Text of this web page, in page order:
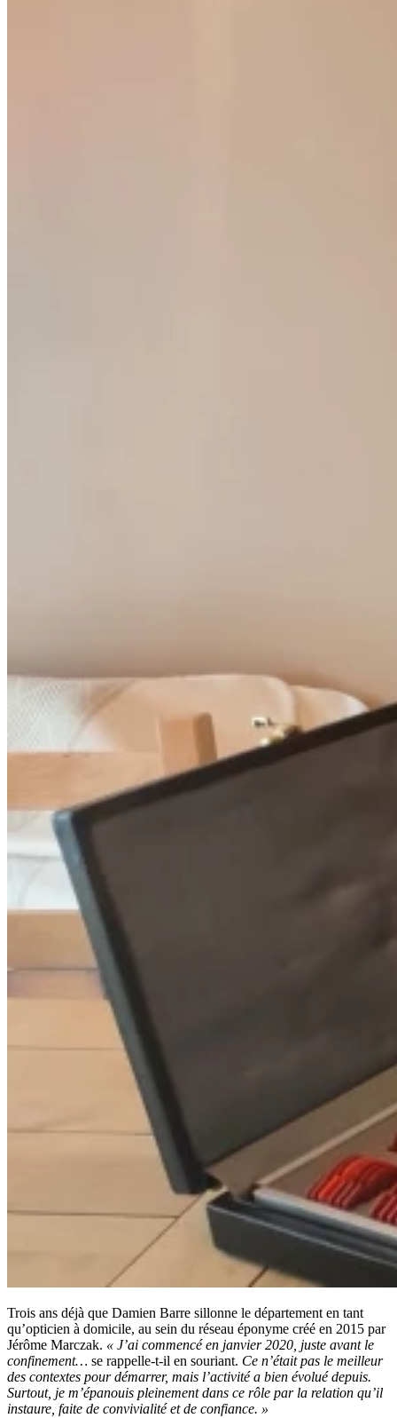
Trois ans déjà que Damien Barre sillonne le département en tant
qu’opticien à domicile, au sein du réseau éponyme créé en 2015 par
Jérôme Marczak. « J’ai commencé en janvier 2020, juste avant le
confinement… se rappelle-t-il en souriant. Ce n’était pas le meilleur
des contextes pour démarrer, mais l’activité a bien évolué depuis.
Surtout, je m’épanouis pleinement dans ce rôle par la relation qu’il
instaure, faite de convivialité et de confiance. »